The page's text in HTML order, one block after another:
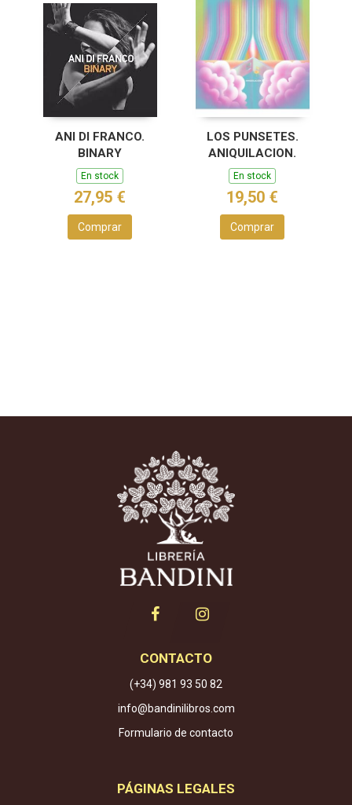
ANI DI FRANCO.
BINARY
En stock
27,95 €
Comprar
LOS PUNSETES.
ANIQUILACION.
En stock
19,50 €
Comprar
CONTACTO
(+34) 981 93 50 82
info@bandinilibros.com
Formulario de contacto
PÁGINAS LEGALES